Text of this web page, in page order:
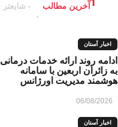
آخرین مطالب شایعتر
اخبار آستان
ادامه روند ارائه خدمات درمانی
به زائران اربعین با سامانه
هوشمند مدیریت اورژانس
06/08/2026
اخبار آستان